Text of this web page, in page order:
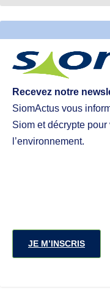
Recevez notre
SiomActus vous
Siom et décrypte
l’environnement.
JE M’INSCRIS